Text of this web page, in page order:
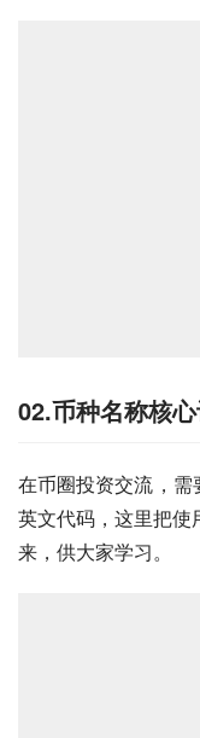
02.币种名称核
在币圈投资交流，
英文代码，这里把使
来，供大家学习。